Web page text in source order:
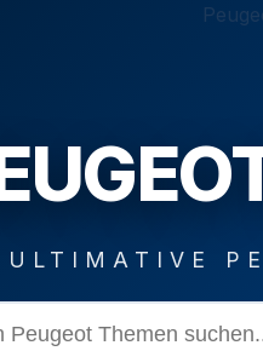
ULTIMATIVE